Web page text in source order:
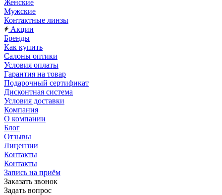
Женские
Мужские
Контактные линзы
Акции
Бренды
Как купить
Салоны оптики
Условия оплаты
Гарантия на товар
Подарочный сертификат
Дисконтная система
Условия доставки
Компания
О компании
Блог
Отзывы
Лицензии
Контакты
Контакты
Запись на приём
Заказать звонок
Задать вопрос